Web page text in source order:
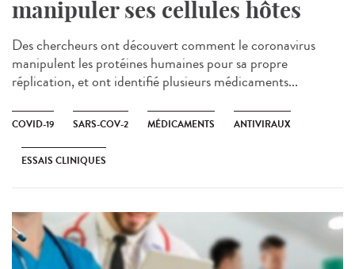
manipuler ses cellules hôtes
Des chercheurs ont découvert comment le coronavirus
manipulent les protéines humaines pour sa propre
réplication, et ont identifié plusieurs médicaments...
COVID-19 SARS-COV-2 MÉDICAMENTS ANTIVIRAUX
ESSAIS CLINIQUES